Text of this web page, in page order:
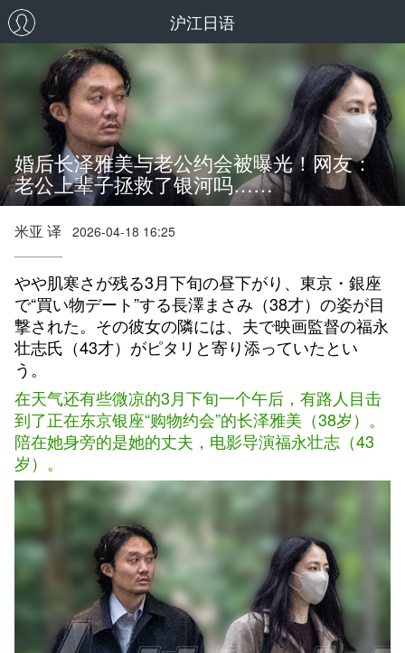
沪江日语
婚后长泽雅美与老公约会被曝光！网友：
老公上辈子拯救了银河吗……
米亚 译 2026-04-18 16:25
やや肌寒さが残る3月下旬の昼下がり、東京・銀座
で“買い物デート”する長澤まさみ（38才）の姿が目
撃された。その彼女の隣には、夫で映画監督の福永
壮志氏（43才）がピタリと寄り添っていたとい
う。
在天气还有些微凉的3月下旬一个午后，有路人目击
到了正在东京银座“购物约会”的长泽雅美（38岁）。
陪在她身旁的是她的丈夫，电影导演福永壮志（43
岁）。